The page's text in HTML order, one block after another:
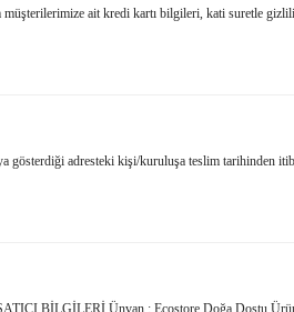
ait kredi kartı bilgileri, kati suretle
adresteki kişi/kuruluşa teslim tarihinden
BİLGİLERİ Ünvan : Ecostore Doğa Dostu